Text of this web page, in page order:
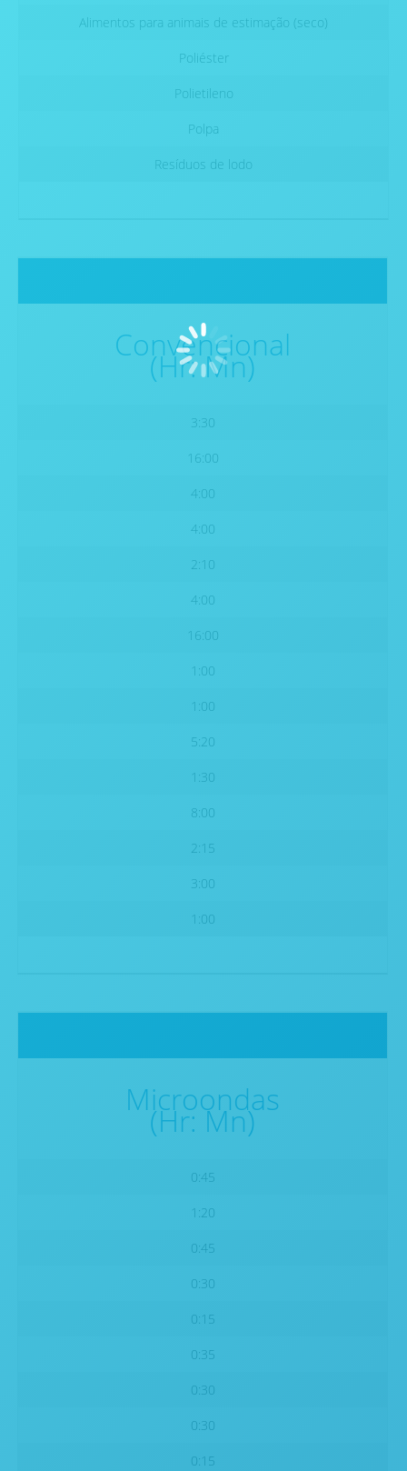
Alimentos para animais de estimação (seco)
Poliéster
Polietileno
Polpa
Resíduos de lodo
Convencional
(Hr: Mn)
3:30
16:00
4:00
4:00
2:10
4:00
16:00
1:00
1:00
5:20
1:30
8:00
2:15
3:00
1:00
Microondas
(Hr: Mn)
0:45
1:20
0:45
0:30
0:15
0:35
0:30
0:30
0:15